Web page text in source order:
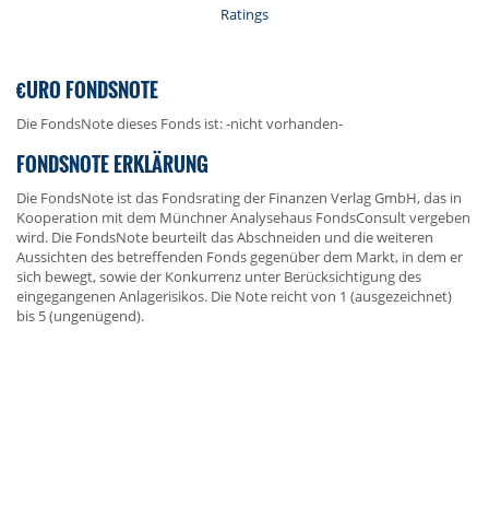
Ratings
€URO FONDSNOTE
Die FondsNote dieses Fonds ist: -nicht vorhanden-
FONDSNOTE ERKLÄRUNG
Die FondsNote ist das Fondsrating der Finanzen Verlag GmbH, das in
Kooperation mit dem Münchner Analysehaus FondsConsult vergeben
wird. Die FondsNote beurteilt das Abschneiden und die weiteren
Aussichten des betreffenden Fonds gegenüber dem Markt, in dem er
sich bewegt, sowie der Konkurrenz unter Berücksichtigung des
eingegangenen Anlagerisikos. Die Note reicht von 1 (ausgezeichnet)
bis 5 (ungenügend).